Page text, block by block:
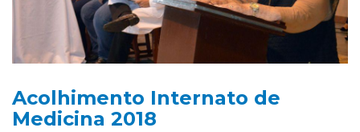
Acolhimento Internato de
Medicina 2018